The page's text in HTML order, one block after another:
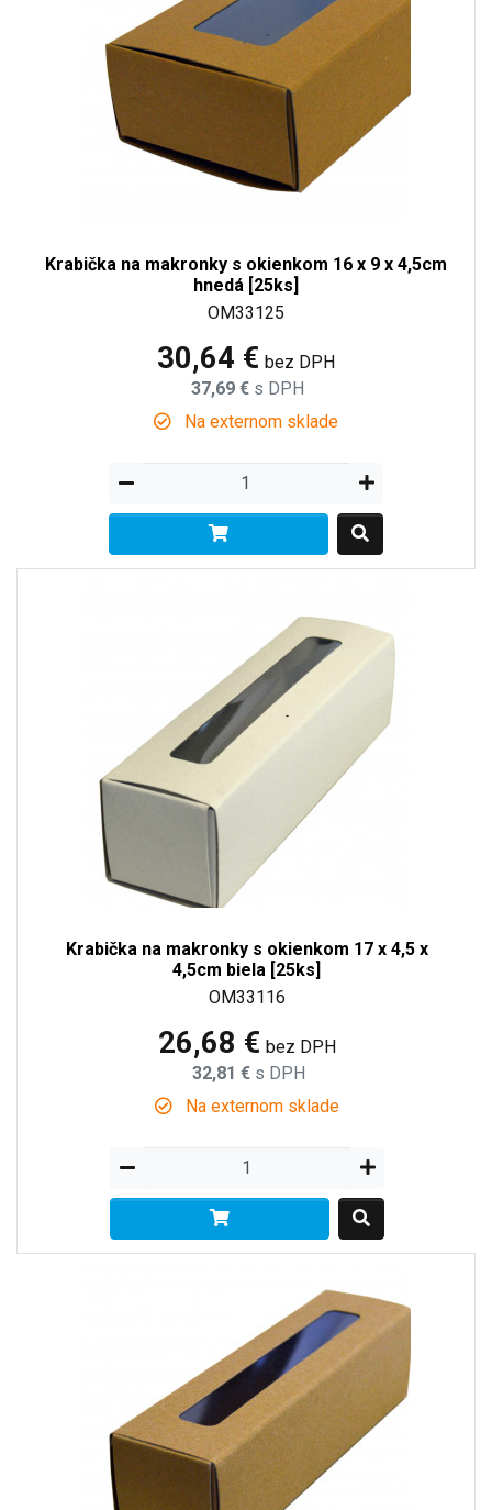
Krabička na makronky s okienkom 16 x 9 x 4,5cm
hnedá [25ks]
OM33125
30,64 € bez DPH
37,69 € s DPH
Na externom sklade
Krabička na makronky s okienkom 17 x 4,5 x
4,5cm biela [25ks]
OM33116
26,68 € bez DPH
32,81 € s DPH
Na externom sklade